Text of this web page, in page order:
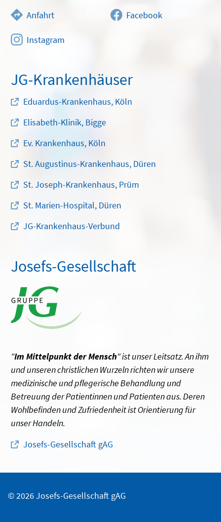
Anfahrt Facebook
Instagram
JG-Krankenhäuser
Eduardus-Krankenhaus, Köln
Elisabeth-Klinik, Bigge
Ev. Krankenhaus, Köln
St. Augustinus-Krankenhaus, Düren
St. Joseph-Krankenhaus, Prüm
St. Marien-Hospital, Düren
JG-Krankenhaus-Verbund
Josefs-Gesellschaft
"Im Mittelpunkt der Mensch" ist unser Leitsatz. An ihm
und unseren christlichen Wurzeln richten wir unsere
medizinische und pflegerische Behandlung und
Betreuung der Patientinnen und Patienten aus. Deren
Wohlbefinden und Zufriedenheit ist Orientierung für
unser Handeln.
Josefs-Gesellschaft gAG
© 2026 Josefs-Gesellschaft gAG